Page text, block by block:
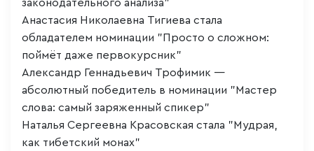
законодательного анализа"
Анастасия Николаевна Тигиева стала
обладателем номинации "Просто о сложном:
поймёт даже первокурсник"
Александр Геннадьевич Трофимик —
абсолютный победитель в номинации "Мастер
слова: самый заряженный спикер"
Наталья Сергеевна Красовская стала "Мудрая,
как тибетский монах"